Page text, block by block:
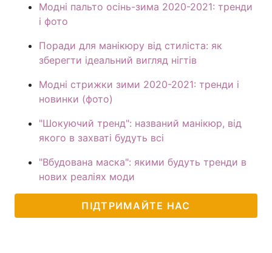
Модні пальто осінь-зима 2020-2021: тренди
і фото
Поради для манікюру від стиліста: як
зберегти ідеальний вигляд нігтів
Модні стрижки зими 2020-2021: тренди і
новинки (фото)
"Шокуючий тренд": названий манікюр, від
якого в захваті будуть всі
"Вбудована маска": якими будуть тренди в
нових реаліях моди
ПІДТРИМАЙТЕ НАС